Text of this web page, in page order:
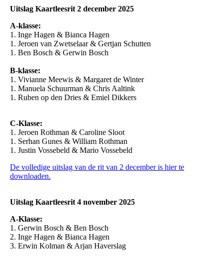
Uitslag Kaartleesrit 2 december 2025
A-klasse:
1. Inge Hagen & Bianca Hagen
1. Jeroen van Zwetselaar & Gertjan Schutten
1. Ben Bosch & Gerwin Bosch
B-klasse:
1. Vivianne Meewis & Margaret de Winter
1. Manuela Schuurman & Chris Aaltink
1. Ruben op den Dries & Emiel Dikkers
C-Klasse:
1. Jeroen Rothman & Caroline Sloot
1. Serhan Gunes & William Rothman
1. Justin Vossebeld & Mario Vossebeld
De volledige uitslag van de rit van 2 december is hier te
downloaden.
Uitslag Kaartleesrit 4 november 2025
A-Klasse:
1. Gerwin Bosch & Ben Bosch
2. Inge Hagen & Bianca Hagen
3. Erwin Kolman & Arjan Haverslag